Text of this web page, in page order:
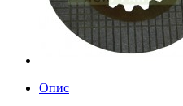
Опис